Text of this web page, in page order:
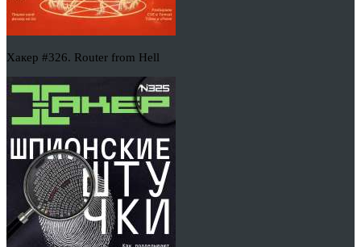
Хакер #326. Router from Hell